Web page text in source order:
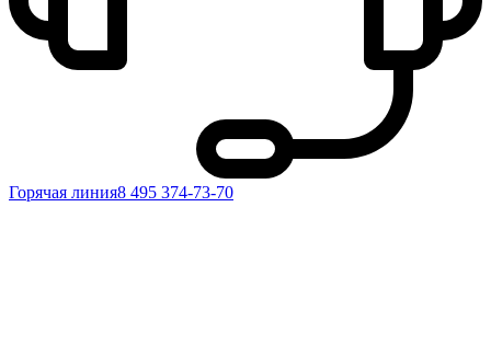
Горячая линия8 495 374-73-70